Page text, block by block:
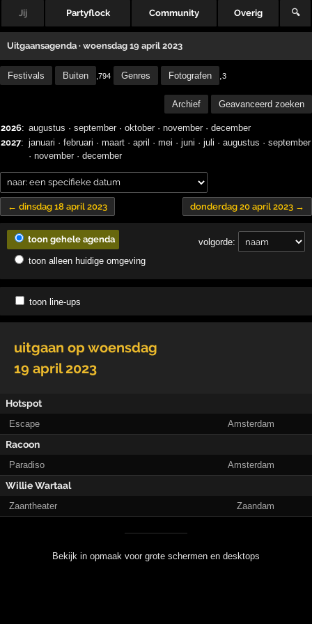
Jij Partyflock Community Overig 🔍
Uitgaansagenda · woensdag 19 april 2023
Festivals Buiten ,794 Genres Fotografen ,3
Archief Geavanceerd zoeken
2026: augustus · september· oktober· november· december
2027: januari · februari · maart · april · mei · juni · juli · augustus · september
· november· december
← dinsdag 18 april 2023 donderdag 20 april 2023 →
volgorde:
toon gehele agenda
toon alleen huidige omgeving
toon line-ups
uitgaan op woensdag
19 april 2023
Hotspot
Escape Amsterdam
Racoon
Paradiso Amsterdam
Willie Wartaal
Zaantheater Zaandam
Bekijk in opmaak voor grote schermen en desktops